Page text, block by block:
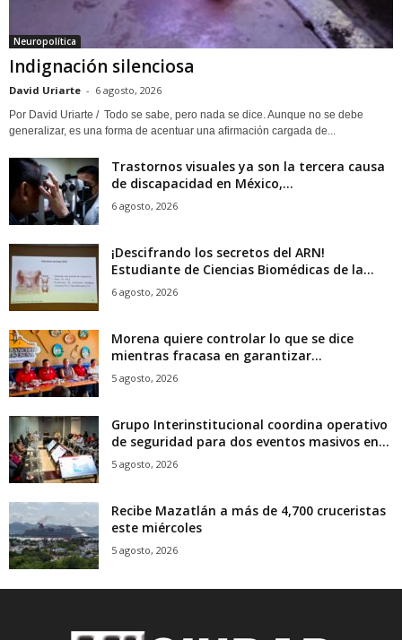
Neuropolítica
Indignación silenciosa
David Uriarte - 6 agosto, 2026
Por David Uriarte / Todo se sabe, pero nada se dice. Aunque no se debe
generalizar, es una forma de acentuar una afirmación cargada de...
Trastornos visuales ya son la tercera causa
de discapacidad en México,...
6 agosto, 2026
¡Descifrando los secretos del ARN!
Estudiante de Ciencias Biomédicas de la...
6 agosto, 2026
Morena quiere controlar lo que se dice
mientras fracasa en garantizar...
5 agosto, 2026
Grupo Interinstitucional coordina operativo
de seguridad para dos eventos masivos en...
5 agosto, 2026
Recibe Mazatlán a más de 4,700 cruceristas
este miércoles
5 agosto, 2026